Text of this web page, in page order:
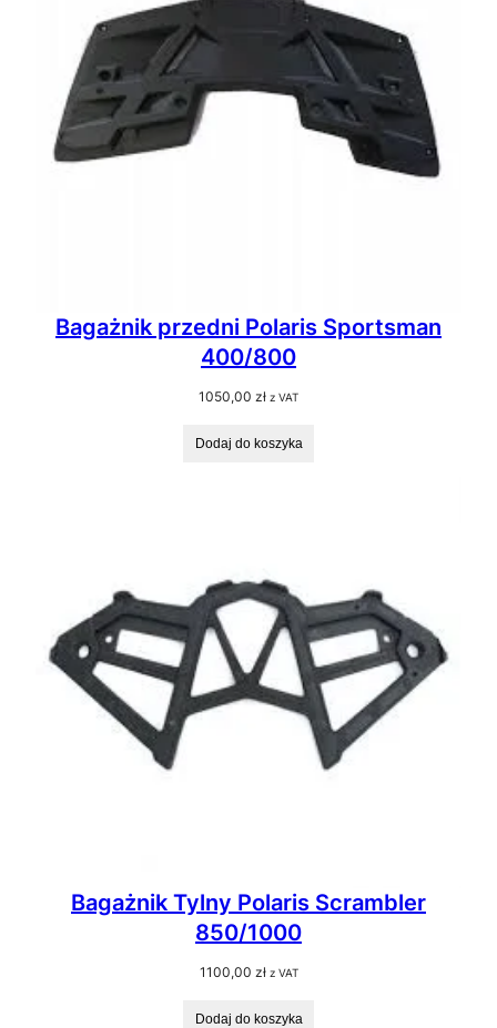
Bagażnik przedni Polaris Sportsman
400/800
1050,00 zł z VAT
Dodaj do koszyka
Bagażnik Tylny Polaris Scrambler
850/1000
1100,00 zł z VAT
Dodaj do koszyka